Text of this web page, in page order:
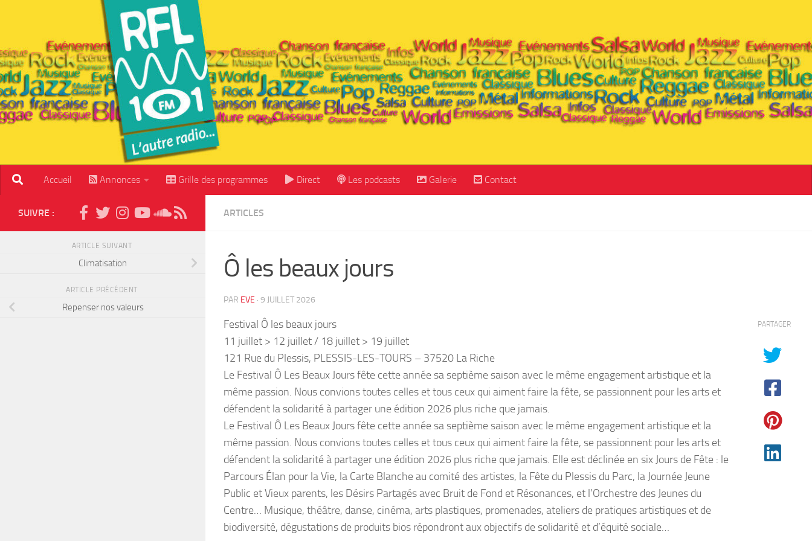
Accueil Annonces Grille des programmes Direct Les podcasts Galerie Contact
ARTICLES
Ô les beaux jours
PAR EVE · 9 JUILLET 2026
Festival Ô les beaux jours
11 juillet > 12 juillet / 18 juillet > 19 juillet
121 Rue du Plessis, PLESSIS-LES-TOURS – 37520 La Riche
Le Festival Ô Les Beaux Jours fête cette année sa septième saison avec le même engagement artistique et la
même passion. Nous convions toutes celles et tous ceux qui aiment faire la fête, se passionnent pour les arts et
défendent la solidarité à partager une édition 2026 plus riche que jamais.
Le Festival Ô Les Beaux Jours fête cette année sa septième saison avec le même engagement artistique et la
même passion. Nous convions toutes celles et tous ceux qui aiment faire la fête, se passionnent pour les arts et
défendent la solidarité à partager une édition 2026 plus riche que jamais. Elle est déclinée en six Jours de Fête : le
Parcours Élan pour la Vie, la Carte Blanche au comité des artistes, la Fête du Plessis du Parc, la Journée Jeune
Public et Vieux parents, les Désirs Partagés avec Bruit de Fond et Résonances, et l’Orchestre des Jeunes du
Centre… Musique, théâtre, danse, cinéma, arts plastiques, promenades, ateliers de pratiques artistiques et de
biodiversité, dégustations de produits bios répondront aux objectifs de solidarité et d’équité sociale…
PARTAGER
SUIVRE :
ARTICLE SUIVANT
Climatisation
ARTICLE PRÉCÉDENT
Repenser nos valeurs